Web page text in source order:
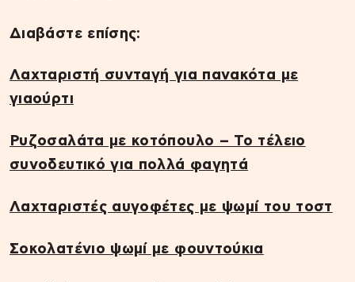
Διαβάστε επίσης:
Λαχταριστή συνταγή για πανακότα με
γιαούρτι
Ρυζοσαλάτα µε κοτόπουλο – Το τέλειο
συνοδευτικό για πολλά φαγητά
Λαχταριστές αυγοφέτες με ψωμί του τοστ
Σοκολατένιο ψωμί με φουντούκια